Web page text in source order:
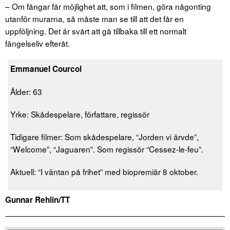
– Om fångar får möjlighet att, som i filmen, göra någonting
utanför murarna, så måste man se till att det får en
uppföljning. Det är svårt att gå tillbaka till ett normalt
fängelseliv efteråt.
Emmanuel Courcol
Ålder: 63
Yrke: Skådespelare, författare, regissör
Tidigare filmer: Som skådespelare, “Jorden vi ärvde”,
“Welcome”, “Jaguaren”. Som regissör “Cessez-le-feu”.
Aktuell: “I väntan på frihet” med biopremiär 8 oktober.
Gunnar Rehlin/TT